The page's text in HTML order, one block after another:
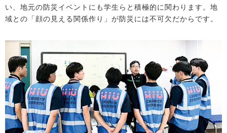
い、地元の防災イベントにも学生らと積極的に関わります。地
域との「顔の見える関係作り」が防災には不可欠だからです。